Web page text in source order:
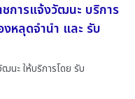
การแจ้งวัฒนะ บริการ
หลุดจำนำ และ รับ
นะ ให้บริการโดย รับ